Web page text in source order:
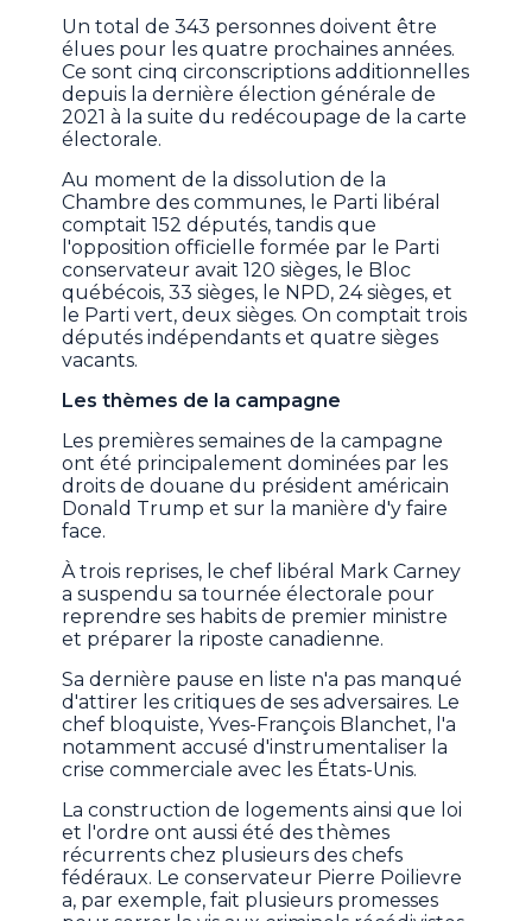
Un total de 343 personnes doivent être
élues pour les quatre prochaines années.
Ce sont cinq circonscriptions additionnelles
depuis la dernière élection générale de
2021 à la suite du redécoupage de la carte
électorale.
Au moment de la dissolution de la
Chambre des communes, le Parti libéral
comptait 152 députés, tandis que
l'opposition officielle formée par le Parti
conservateur avait 120 sièges, le Bloc
québécois, 33 sièges, le NPD, 24 sièges, et
le Parti vert, deux sièges. On comptait trois
députés indépendants et quatre sièges
vacants.
Les thèmes de la campagne
Les premières semaines de la campagne
ont été principalement dominées par les
droits de douane du président américain
Donald Trump et sur la manière d'y faire
face.
À trois reprises, le chef libéral Mark Carney
a suspendu sa tournée électorale pour
reprendre ses habits de premier ministre
et préparer la riposte canadienne.
Sa dernière pause en liste n'a pas manqué
d'attirer les critiques de ses adversaires. Le
chef bloquiste, Yves-François Blanchet, l'a
notamment accusé d'instrumentaliser la
crise commerciale avec les États-Unis.
La construction de logements ainsi que loi
et l'ordre ont aussi été des thèmes
récurrents chez plusieurs des chefs
fédéraux. Le conservateur Pierre Poilievre
a, par exemple, fait plusieurs promesses